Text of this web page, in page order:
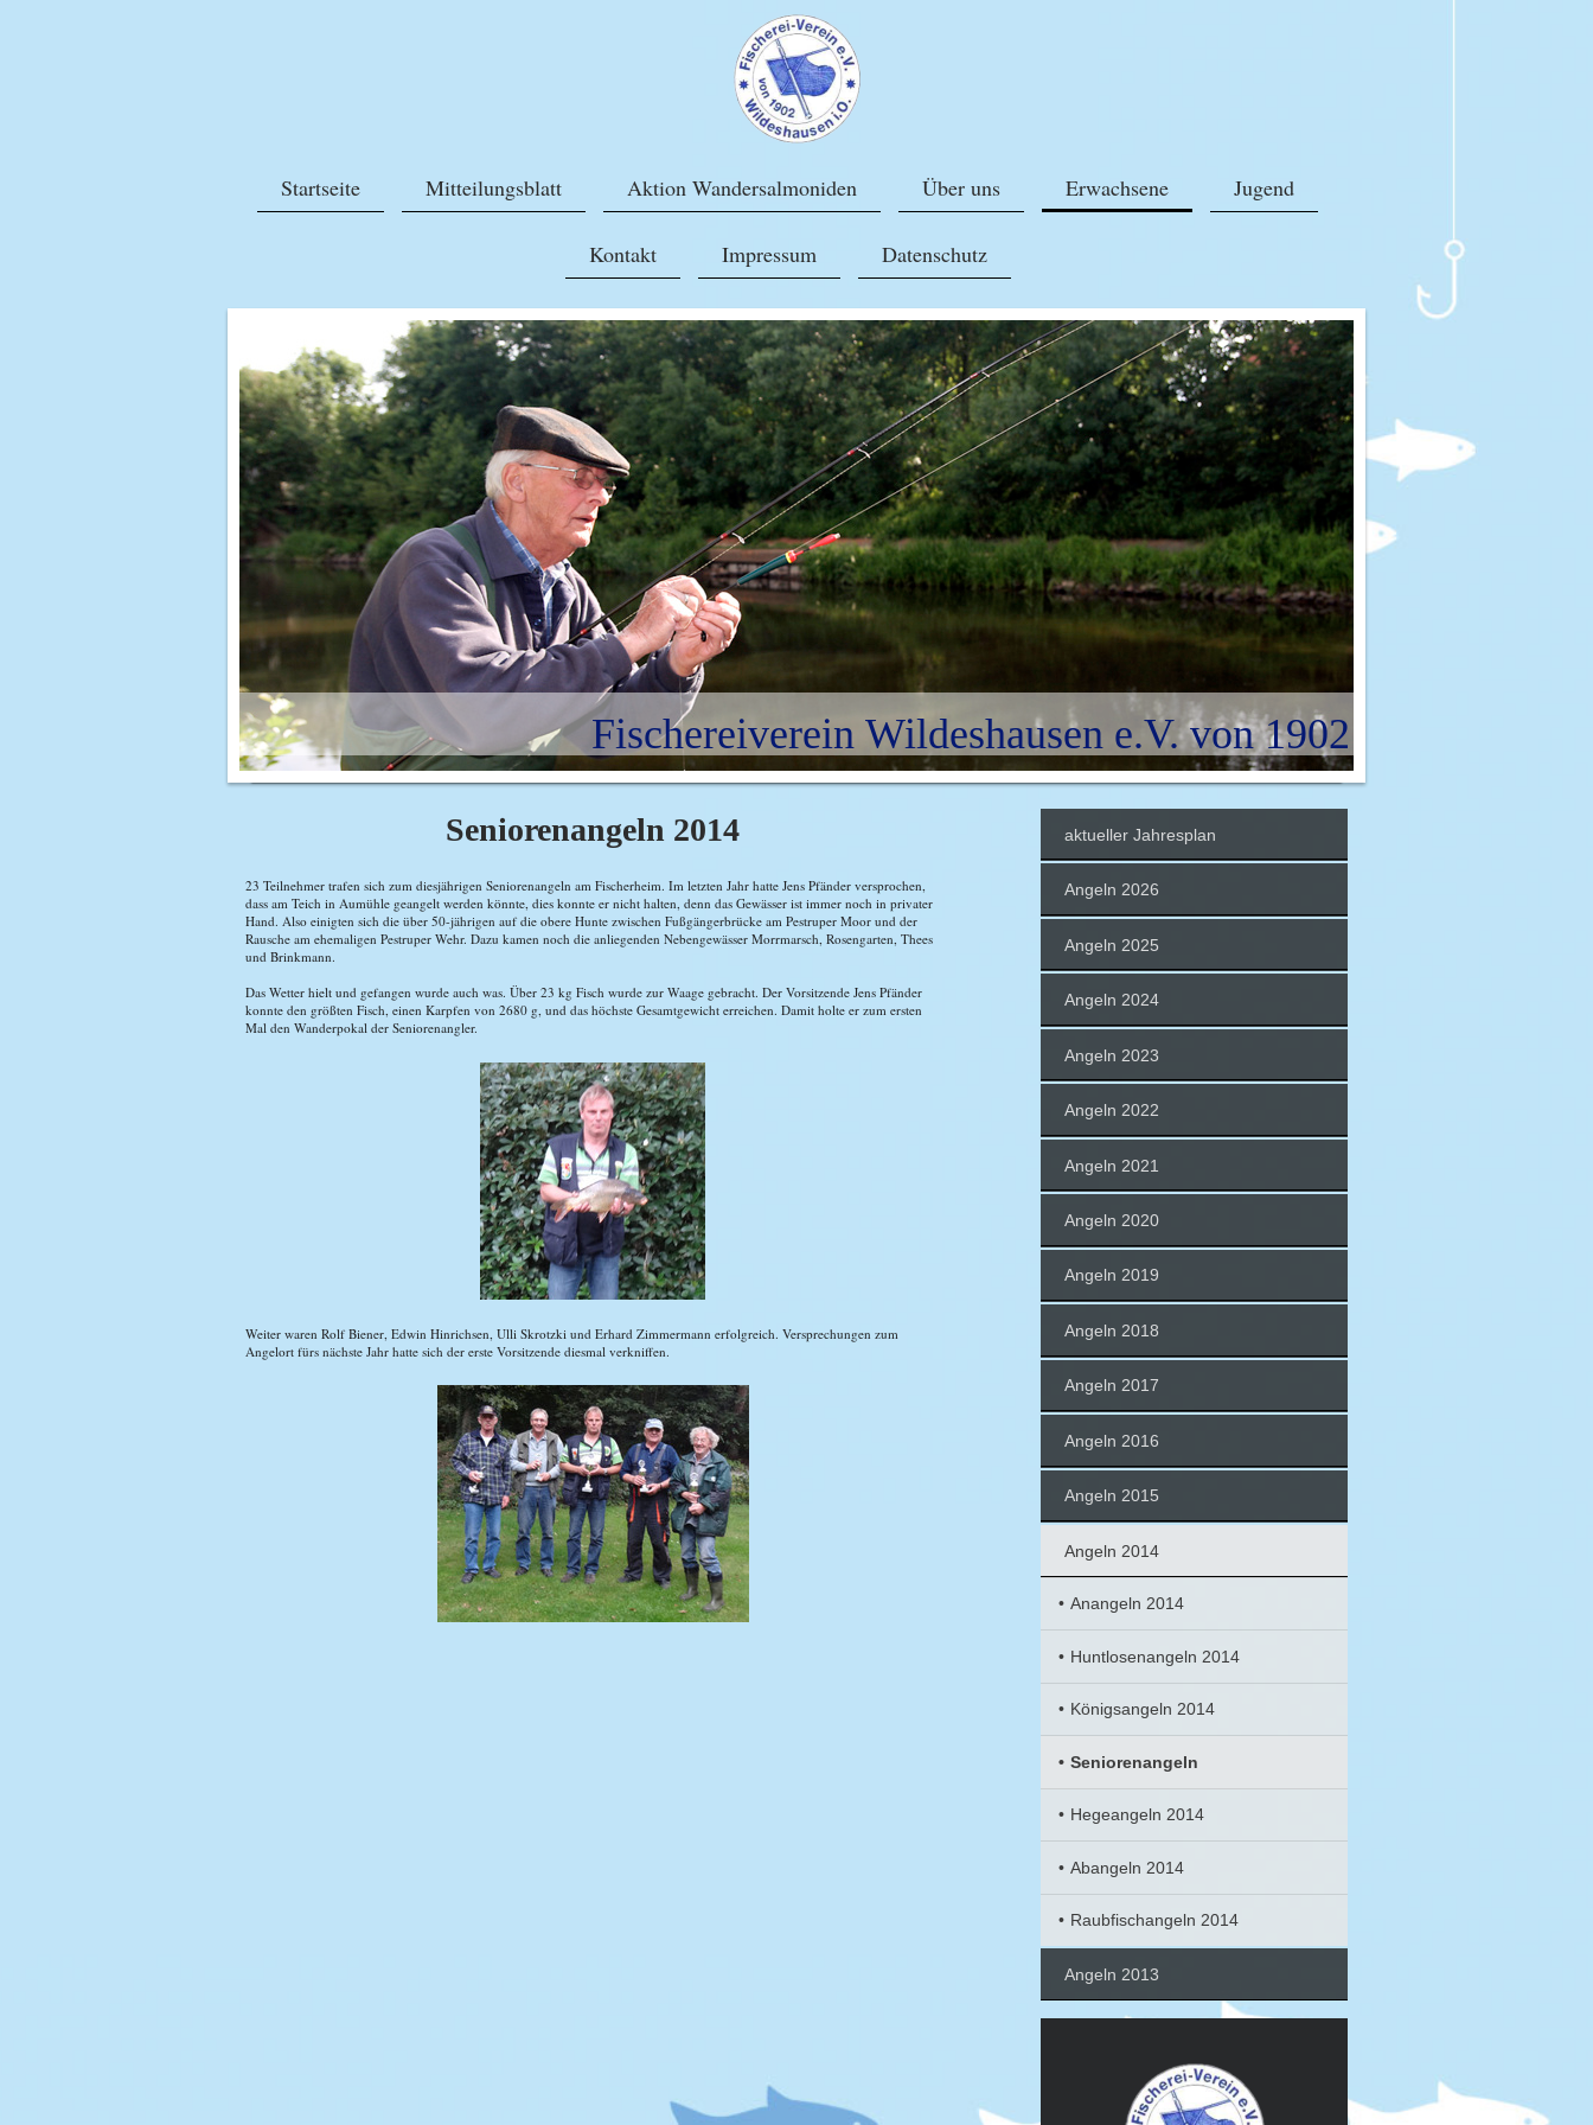
Startseite Mitteilungsblatt Aktion Wandersalmoniden Über uns Erwachsene Jugend
Kontakt Impressum Datenschutz
Fischereiverein Wildeshausen e.V. von 1902
Seniorenangeln 2014
23 Teilnehmer trafen sich zum diesjährigen Seniorenangeln am Fischerheim. Im letzten Jahr hatte Jens Pfänder versprochen,
dass am Teich in Aumühle geangelt werden könnte, dies konnte er nicht halten, denn das Gewässer ist immer noch in privater
Hand. Also einigten sich die über 50-jährigen auf die obere Hunte zwischen Fußgängerbrücke am Pestruper Moor und der
Rausche am ehemaligen Pestruper Wehr. Dazu kamen noch die anliegenden Nebengewässer Morrmarsch, Rosengarten, Thees
und Brinkmann.
Das Wetter hielt und gefangen wurde auch was. Über 23 kg Fisch wurde zur Waage gebracht. Der Vorsitzende Jens Pfänder
konnte den größten Fisch, einen Karpfen von 2680 g, und das höchste Gesamtgewicht erreichen. Damit holte er zum ersten
Mal den Wanderpokal der Seniorenangler.
Weiter waren Rolf Biener, Edwin Hinrichsen, Ulli Skrotzki und Erhard Zimmermann erfolgreich. Versprechungen zum
Angelort fürs nächste Jahr hatte sich der erste Vorsitzende diesmal verkniffen.
aktueller Jahresplan
Angeln 2026
Angeln 2025
Angeln 2024
Angeln 2023
Angeln 2022
Angeln 2021
Angeln 2020
Angeln 2019
Angeln 2018
Angeln 2017
Angeln 2016
Angeln 2015
Angeln 2014
Anangeln 2014
Huntlosenangeln 2014
Königsangeln 2014
Seniorenangeln
Hegeangeln 2014
Abangeln 2014
Raubfischangeln 2014
Angeln 2013